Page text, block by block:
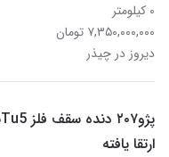
۰ کیلومتر
۷,۳۵۰,۰۰۰,۰۰۰ تومان
دیروز در چیذر
ارتقا یافته